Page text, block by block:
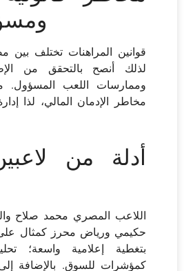
قوانين المراهنات تختلف بين
لذلك أنصح بالتحقق من
وممارسات اللعب
مخاطر الإدمان المالي، لذا
أدلة من
اللاعب المصري محمد صلاح
حكيمي ورياض محرز كمثال
بتغطية إعلامية واسعة؛
كمؤشرات للسوق. بالإضافة